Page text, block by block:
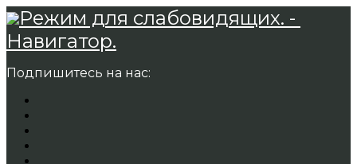
Режим для слабовидящих. -
Навигатор.
Подпишитесь на нас: